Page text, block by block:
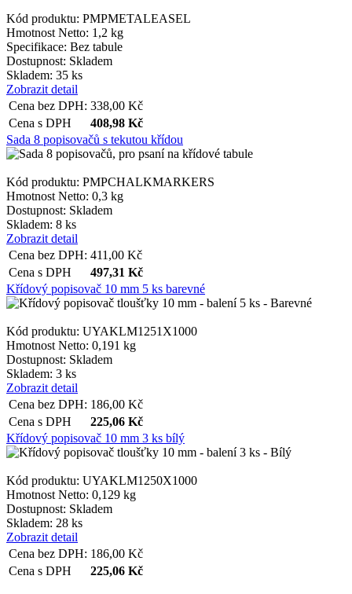
Kód produktu: PMPMETALEASEL
Hmotnost Netto: 1,2 kg
Specifikace: Bez tabule
Dostupnost: Skladem
Skladem: 35 ks
Zobrazit detail
Cena bez DPH: 338,00 Kč
Cena s DPH
408,98 Kč
Sada 8 popisovačů s tekutou křídou
Kód produktu: PMPCHALKMARKERS
Hmotnost Netto: 0,3 kg
Dostupnost: Skladem
Skladem: 8 ks
Zobrazit detail
Cena bez DPH: 411,00 Kč
Cena s DPH
497,31 Kč
Křídový popisovač 10 mm 5 ks barevné
Kód produktu: UYAKLM1251X1000
Hmotnost Netto: 0,191 kg
Dostupnost: Skladem
Skladem: 3 ks
Zobrazit detail
Cena bez DPH: 186,00 Kč
Cena s DPH
225,06 Kč
Křídový popisovač 10 mm 3 ks bílý
Kód produktu: UYAKLM1250X1000
Hmotnost Netto: 0,129 kg
Dostupnost: Skladem
Skladem: 28 ks
Zobrazit detail
Cena bez DPH: 186,00 Kč
Cena s DPH
225,06 Kč